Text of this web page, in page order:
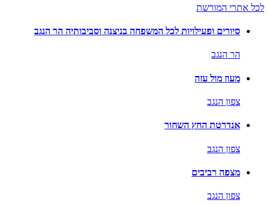
לכל אתרי המורשת
סיורים ופעילויות לכל המשפחה בניצנה וסביבותיה הר הנגב
הר הנגב
מעוז מול עזה
צפון הנגב
אנדרטת החץ השחור
צפון הנגב
מצפה רביבים
צפון הנגב